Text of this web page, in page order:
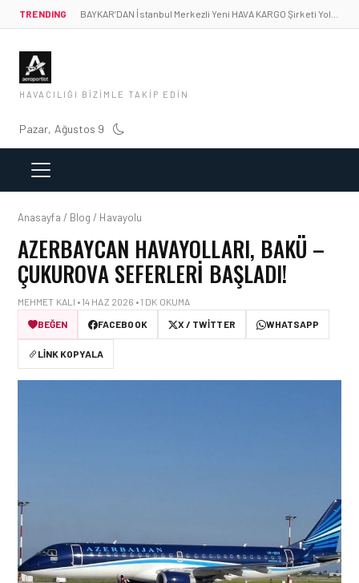
TRENDING
HAVACILIĞI BIZIMLE TAKIP EDIN
Pazar, Ağustos 9
Anasayfa / Blog / Havayolu
AZERBAYCAN HAVAYOLLARI, BAKÜ –
ÇUKUROVA SEFERLERI BAŞLADI!
MEHMET KALI • 14 HAZ 2026 • 1 DK OKUMA
BEĞEN
FACEBOOK X / TWITTER WHATSAPP
LINK KOPYALA